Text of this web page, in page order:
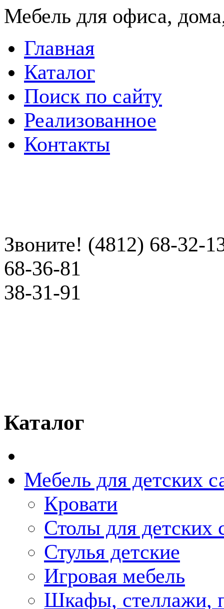
Мебель для офиса,
Главная
Каталог
Поиск по сайту
Реализованное
Контакты
Звоните! (4812) 68-32-
68-36-81
38-31-91
Каталог
Мебель для детских
Кровати
Столы для детских
Стулья детские
Игровая мебель
Шкафы, стеллажи,